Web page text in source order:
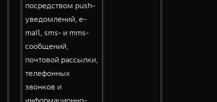
посредством push-
уведомлений, e-
mail, sms- и mms-
сообщений,
почтовой рассылки,
телефонных
звонков и
информационно-